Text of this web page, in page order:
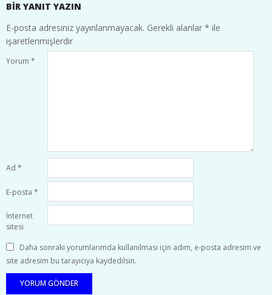
BIR YANIT YAZIN
E-posta adresiniz yayınlanmayacak. Gerekli alanlar * ile
işaretlenmişlerdir
Yorum *
Ad *
E-posta *
İnternet
sitesi
Daha sonraki yorumlarımda kullanılması için adım, e-posta adresim ve
site adresim bu tarayıcıya kaydedilsin.